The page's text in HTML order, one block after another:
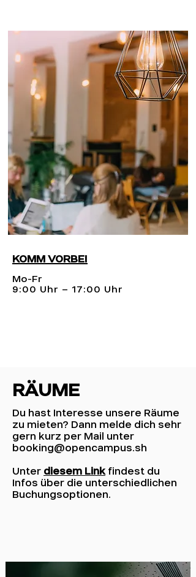
KOMM VORBEI
Mo-Fr
9:00 Uhr – 17:00 Uhr
RÄUME
Du hast Interesse unsere Räume
zu mieten? Dann melde dich sehr
gern kurz per Mail unter
booking@opencampus.sh
Unter diesem Link findest du
Infos über die unterschiedlichen
Buchungsoptionen.